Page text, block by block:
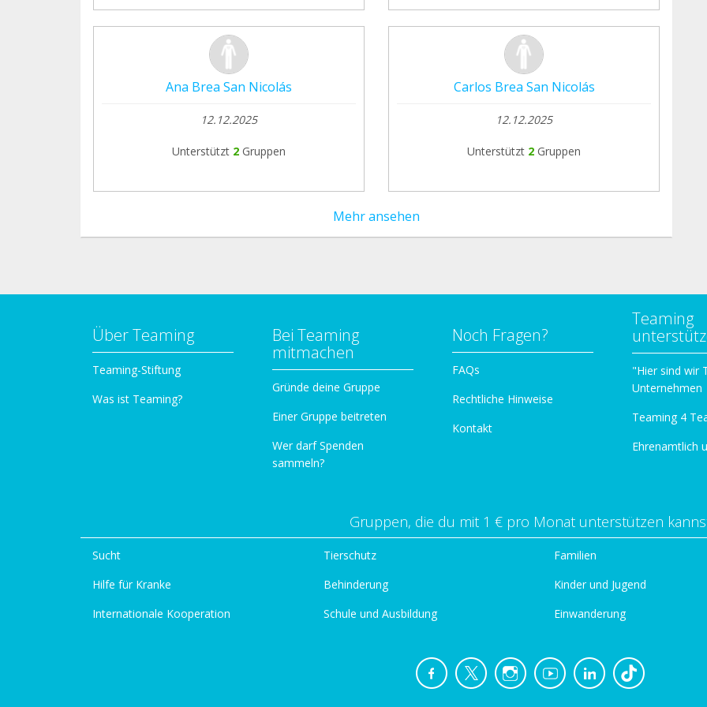
Ana Brea San Nicolás
12.12.2025
Unterstützt 2 Gruppen
Carlos Brea San Nicolás
12.12.2025
Unterstützt 2 Gruppen
Mehr ansehen
Über Teaming
Teaming-Stiftung
Was ist Teaming?
Bei Teaming
mitmachen
Gründe deine Gruppe
Einer Gruppe beitreten
Wer darf Spenden
sammeln?
Noch Fragen?
FAQs
Rechtliche Hinweise
Kontakt
Teaming
"Hier sind wir
Unternehmen
Teaming 4
Ehrenamtlich
Gruppen, die du mit 1 € pro Monat unterstützen
Sucht
Hilfe für Kranke
Internationale Kooperation
Tierschutz
Behinderung
Schule und Ausbildung
Familien
Kinder und Jugend
Einwanderung